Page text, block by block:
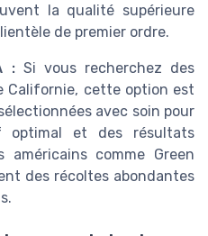
la qualité supérieure
de premier ordre.
:Si vous recherchez des
Californie, cette option est
avec soin pour
et des résultats
américains comme Green
des récoltes abondantes